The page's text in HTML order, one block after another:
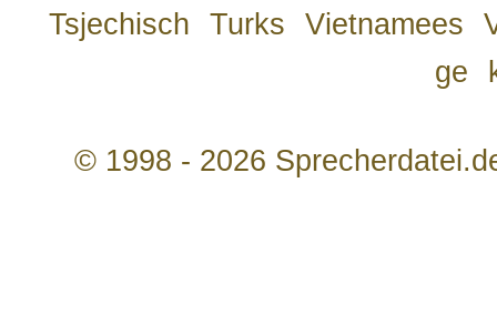
Tsjechisch
Turks Vietnamees
ge
© 1998 - 2026